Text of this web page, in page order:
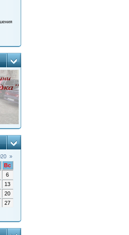
»
Вс
6
13
20
27